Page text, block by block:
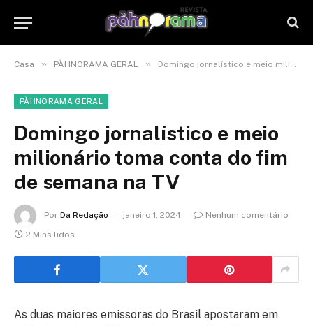
Casa » PÀHNORAMA GERAL » Domingo jornalístico e meio milionário toma conta do fim de semana na TV
PÀHNORAMA GERAL
Domingo jornalístico e meio
milionário toma conta do fim
de semana na TV
Por Da Redação janeiro 1, 2024
Nenhum comentário
2 Mins lidos
As duas maiores emissoras do Brasil apostaram em